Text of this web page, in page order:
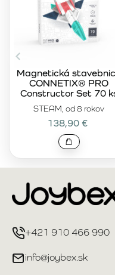
STEAM, od 8 rokov
Magnetická
CONNETIX® PRO
Constructor Set 70
138,90 €
+421 910 466 990
info@joybex.sk